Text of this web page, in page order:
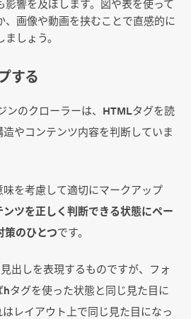
影響を及ぼします。図や表を使って
、画像や動画を挟むことで直感的に
しょう。
する
ンのクローラーは、HTMLタグを読
やコンテンツ内容を判断していま
を考慮して適切にマークアップ
ツを正しく判断できる状態にペー
策のひとつです。
出しを表現するものですが、フォ
タグを使った状態と同じ見た目に
レイアウト上で同じ見た目になっ